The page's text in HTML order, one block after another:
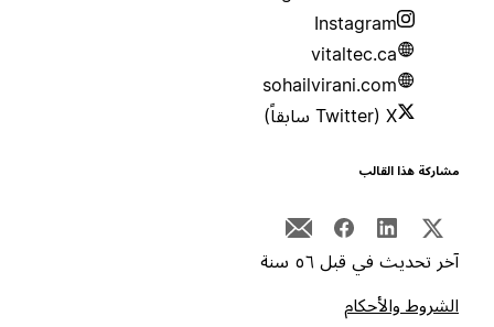
Instagram
vitaltec.ca
sohailvirani.com
هذا القالب
تحديث في قبل ٥٦ سنة
والأحكام